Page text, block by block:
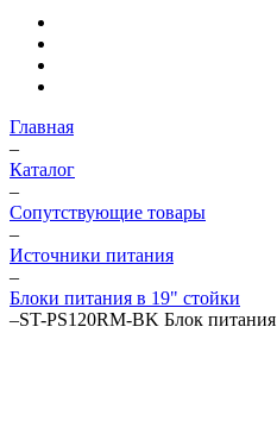
Главная
–
Каталог
–
Сопутствующие товары
–
Источники питания
–
Блоки питания в 19" стойки
–ST-PS120RM-BK Блок питания